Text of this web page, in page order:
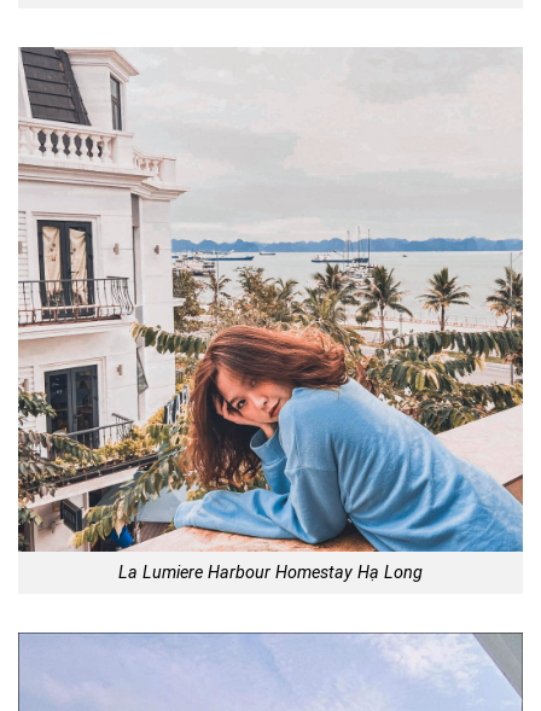
La Lumiere Harbour Homestay Hạ Long